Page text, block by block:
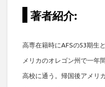
著者紹介:
高専在籍時にAFSの53期生
メリカのオレゴン州で一年
高校に通う。帰国後アメリ